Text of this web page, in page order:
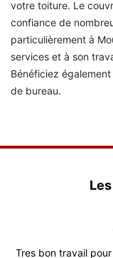
votre toiture. Le
confiance de
particulièrement à
services et à son
Bénéficiez
de bureau.
mes volets. Conseils